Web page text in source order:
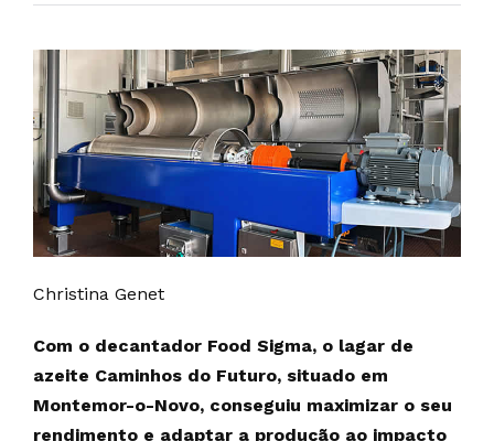
Christina Genet
Com o decantador Food Sigma, o lagar de
azeite Caminhos do Futuro, situado em
Montemor-o-Novo, conseguiu maximizar o seu
rendimento e adaptar a produção ao impacto